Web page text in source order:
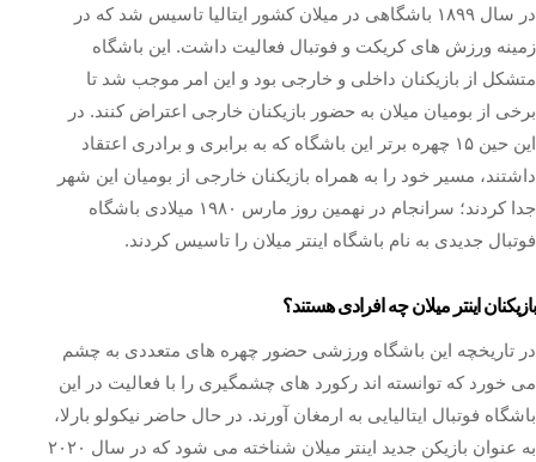
در سال ۱۸۹۹ باشگاهی در میلان کشور ایتالیا تاسیس شد که در
زمینه ورزش های کریکت و فوتبال فعالیت داشت. این باشگاه
متشکل از بازیکنان داخلی و خارجی بود و این امر موجب شد تا
برخی از بومیان میلان به حضور بازیکنان خارجی اعتراض کنند. در
این حین ۱۵ چهره برتر این باشگاه که به برابری و برادری اعتقاد
داشتند، مسیر خود را به همراه بازیکنان خارجی از بومیان این شهر
جدا کردند؛ سرانجام در نهمین روز مارس ۱۹۸۰ میلادی باشگاه
فوتبال جدیدی به نام باشگاه اینتر میلان را تاسیس کردند.
بازیکنان اینتر میلان چه افرادی هستند؟
در تاریخچه این باشگاه ورزشی حضور چهره های متعددی به چشم
می خورد که توانسته اند رکورد های چشمگیری را با فعالیت در این
باشگاه فوتبال ایتالیایی به ارمغان آورند. در حال حاضر نیکولو بارلا،
به عنوان بازیکن جدید اینتر میلان شناخته می شود که در سال ۲۰۲۰